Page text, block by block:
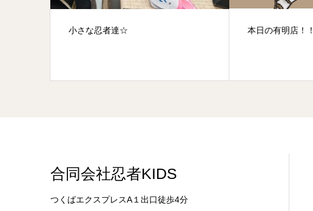
本日の有明店！！ チケット見せ得！
合同会社忍者KIDS
つくばエクスプレスA１出口徒歩4分